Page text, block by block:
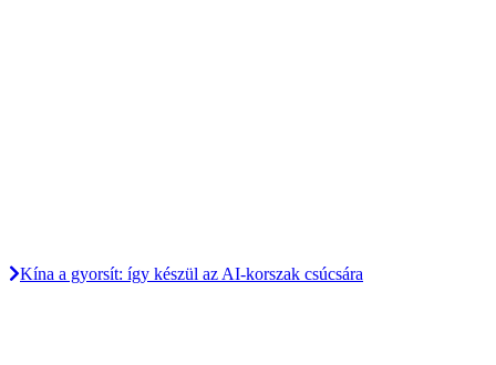
Kína a gyorsít: így készül az AI-korszak csúcsára